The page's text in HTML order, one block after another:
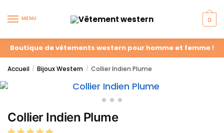
MENU 0
Boutique de vêtements western pour homme et femme !
Accueil / Bijoux Western / Collier Indien Plume
Collier Indien Plume